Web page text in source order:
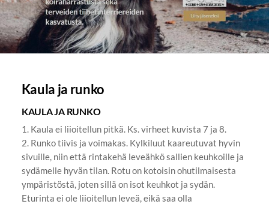
Kaula ja runko
KAULA JA RUNKO
1. Kaula ei liioitellun pitkä. Ks. virheet kuvista 7 ja 8.
2. Runko tiivis ja voimakas. Kylkiluut kaareutuvat hyvin
sivuille, niin että rintakehä leveähkö sallien keuhkoille ja
sydämelle hyvän tilan. Rotu on kotoisin ohutilmaisesta
ympäristöstä, joten sillä on isot keuhkot ja sydän.
Eturinta ei ole liioitellun leveä, eikä saa olla